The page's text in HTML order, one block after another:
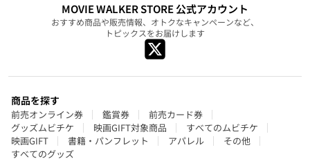
MOVIE WALKER STORE 公式アカウント
おすすめ商品や販売情報、オトクなキャンペーンなど、
トピックスをお届けします
商品を探す
前売オンライン券 鑑賞券
前売カード券
グッズムビチケ
映画GIFT対象商品
すべてのムビチケ
映画GIFT
書籍・パンフレット アパレル
その他
すべてのグッズ